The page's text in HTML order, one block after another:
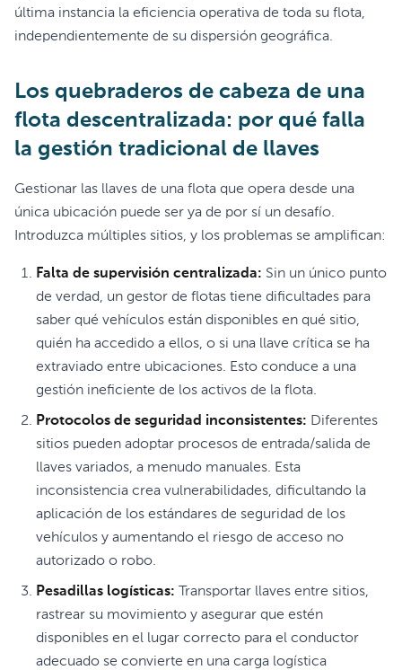
última instancia la eficiencia operativa de toda su flota,
independientemente de su dispersión geográfica.
Los quebraderos de cabeza de una
flota descentralizada: por qué falla
la gestión tradicional de llaves
Gestionar las llaves de una flota que opera desde una
única ubicación puede ser ya de por sí un desafío.
Introduzca múltiples sitios, y los problemas se amplifican:
Falta de supervisión centralizada: Sin un único punto
de verdad, un gestor de flotas tiene dificultades para
saber qué vehículos están disponibles en qué sitio,
quién ha accedido a ellos, o si una llave crítica se ha
extraviado entre ubicaciones. Esto conduce a una
gestión ineficiente de los activos de la flota.
Protocolos de seguridad inconsistentes: Diferentes
sitios pueden adoptar procesos de entrada/salida de
llaves variados, a menudo manuales. Esta
inconsistencia crea vulnerabilidades, dificultando la
aplicación de los estándares de seguridad de los
vehículos y aumentando el riesgo de acceso no
autorizado o robo.
Pesadillas logísticas: Transportar llaves entre sitios,
rastrear su movimiento y asegurar que estén
disponibles en el lugar correcto para el conductor
adecuado se convierte en una carga logística